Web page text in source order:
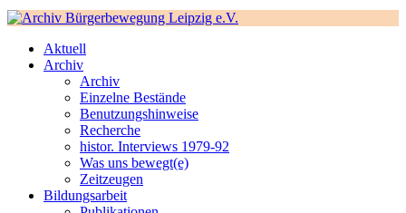
Aktuell
Archiv
Archiv
Einzelne Bestände
Benutzungshinweise
Recherche
histor. Interviews 1979-92
Was uns bewegt(e)
Zeitzeugen
Bildungsarbeit